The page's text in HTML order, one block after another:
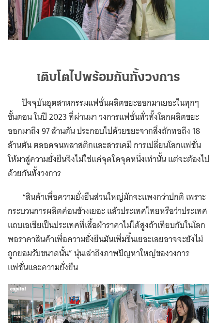
เติบโตไปพร้อมกันทั้งวงการ
ปัจจุบันอุตสาหกรรมแฟชั่นผลิตขยะออกมาเยอะในทุกๆ
ขั้นตอน ในปี 2023 ที่ผ่านมา วงการแฟชั่นทั่วทั้งโลกผลิตขยะ
ออกมาถึง 97 ล้านตัน ประกอบไปด้วยขยะจากสิ่งถักทอถึง 18
ล้านตัน ตลอดจนพลาสติกและสารเคมี การเปลี่ยนโลกแฟชั่น
ให้มาสู่ความยั่งยืนจึงไม่ใช่แค่จุดใดจุดหนึ่งเท่านั้น แต่จะต้องไป
ด้วยกันทั้งวงการ
“สินค้าเพื่อความยั่งยืนส่วนใหญ่มักจะแพงกว่าปกติ เพราะ
กระบวนการผลิตค่อนข้างเยอะ แล้วประเทศไทยหรือว่าประเทศ
แถบเอเชียเป็นประเทศที่เสื้อผ้าราคาไม่ได้สูงถ้าเทียบกับในโลก
พอราคาสินค้าเพื่อความยั่งยืนมันเพิ่มขึ้นเยอะเลยอาจจะยังไม่
ถูกยอมรับขนาดนั้น” นุ่นเล่าถึงภาพปัญหาใหญ่ของวงการ
แฟชั่นและความยั่งยืน